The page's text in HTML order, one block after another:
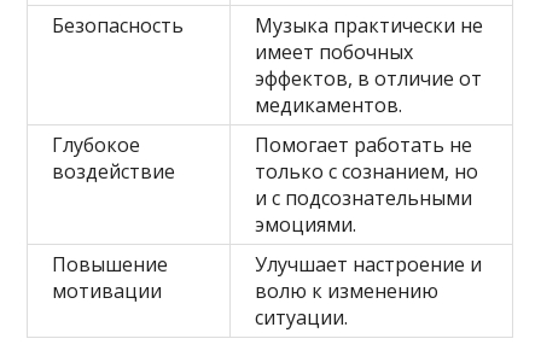
Безопасность
Музыка практически не
имеет побочных
эффектов, в отличие от
медикаментов.
Глубокое
воздействие
Помогает работать не
только с сознанием, но
и с подсознательными
эмоциями.
Повышение
мотивации
Улучшает настроение и
волю к изменению
ситуации.